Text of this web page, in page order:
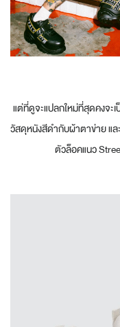
แต่ที่ดูจะแปลกใหม่ที่สุดคงจะเ
วัสดุหนังสีดำกับผ้าตาข่าย แล
ตัวล็อคแนว